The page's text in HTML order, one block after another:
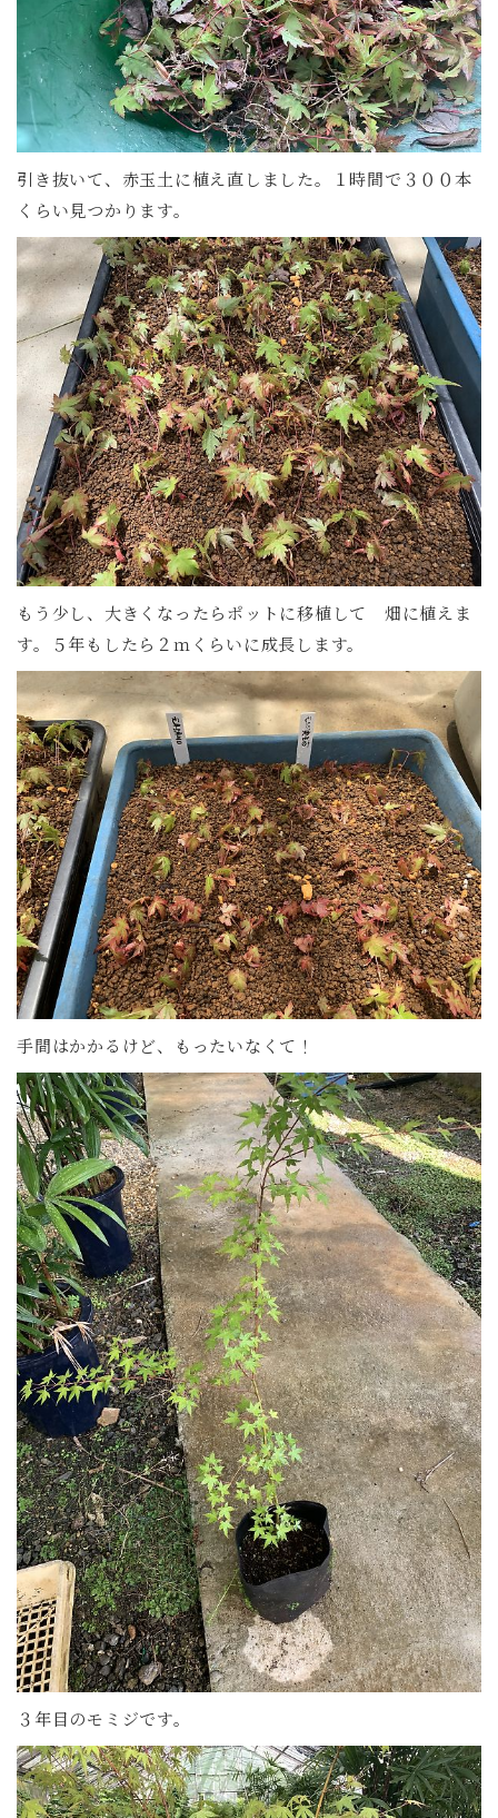
引き抜いて、赤玉土に植え直しました。１時間で３００本
くらい見つかります。
もう少し、大きくなったらポットに移植して 畑に植えま
す。５年もしたら２ｍくらいに成長します。
手間はかかるけど、もったいなくて！
３年目のモミジです。